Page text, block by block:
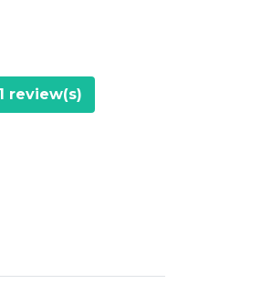
review(s)